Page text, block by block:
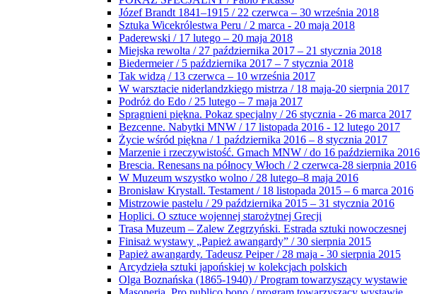
Józef Brandt 1841–1915 / 22 czerwca – 30 września 2018
Sztuka Wicekrólestwa Peru / 2 marca - 20 maja 2018
Paderewski / 17 lutego – 20 maja 2018
Miejska rewolta / 27 października 2017 – 21 stycznia 2018
Biedermeier / 5 października 2017 – 7 stycznia 2018
Tak widzą / 13 czerwca – 10 września 2017
W warsztacie niderlandzkiego mistrza / 18 maja-20 sierpnia 2017
Podróż do Edo / 25 lutego – 7 maja 2017
Spragnieni piękna. Pokaz specjalny / 26 stycznia - 26 marca 2017
Bezcenne. Nabytki MNW / 17 listopada 2016 - 12 lutego 2017
Życie wśród piękna / 1 października 2016 – 8 stycznia 2017
Marzenie i rzeczywistość. Gmach MNW / do 16 października 2016
Brescia. Renesans na północy Włoch / 2 czerwca-28 sierpnia 2016
W Muzeum wszystko wolno / 28 lutego–8 maja 2016
Bronisław Krystall. Testament / 18 listopada 2015 – 6 marca 2016
Mistrzowie pastelu / 29 października 2015 – 31 stycznia 2016
Hoplici. O sztuce wojennej starożytnej Grecji
Trasa Muzeum – Zalew Zegrzyński. Estrada sztuki nowoczesnej
Finisaż wystawy „Papież awangardy” / 30 sierpnia 2015
Papież awangardy. Tadeusz Peiper / 28 maja - 30 sierpnia 2015
Arcydzieła sztuki japońskiej w kolekcjach polskich
Olga Boznańska (1865-1940) / Program towarzyszący wystawie